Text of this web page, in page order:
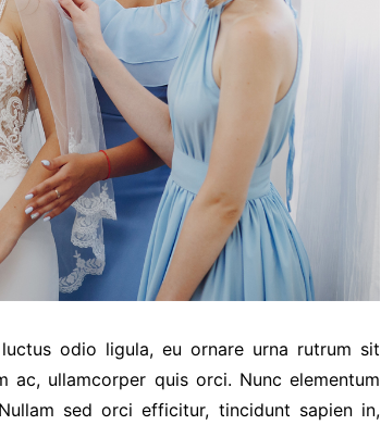
odio ligula, eu ornare urna rutrum sit
ac, ullamcorper quis orci. Nunc elementum
sed orci efficitur, tincidunt sapien in,